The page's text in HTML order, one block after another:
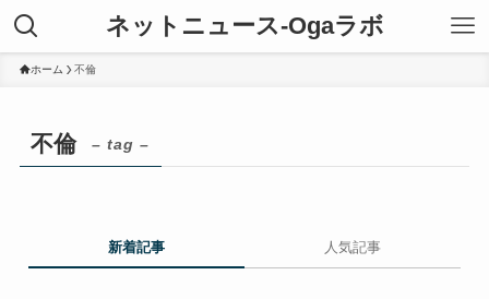
ネットニュース-Ogaラボ
ホーム 不倫
不倫 – tag –
新着記事 人気記事